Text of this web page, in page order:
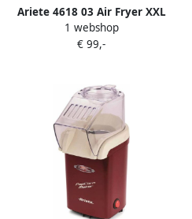
Ariete 4618 03 Air Fryer XXL
Heteluchtfriteuse 1800W 5
liter Digital Touchscreen 7
1 webshop
€ 99,-